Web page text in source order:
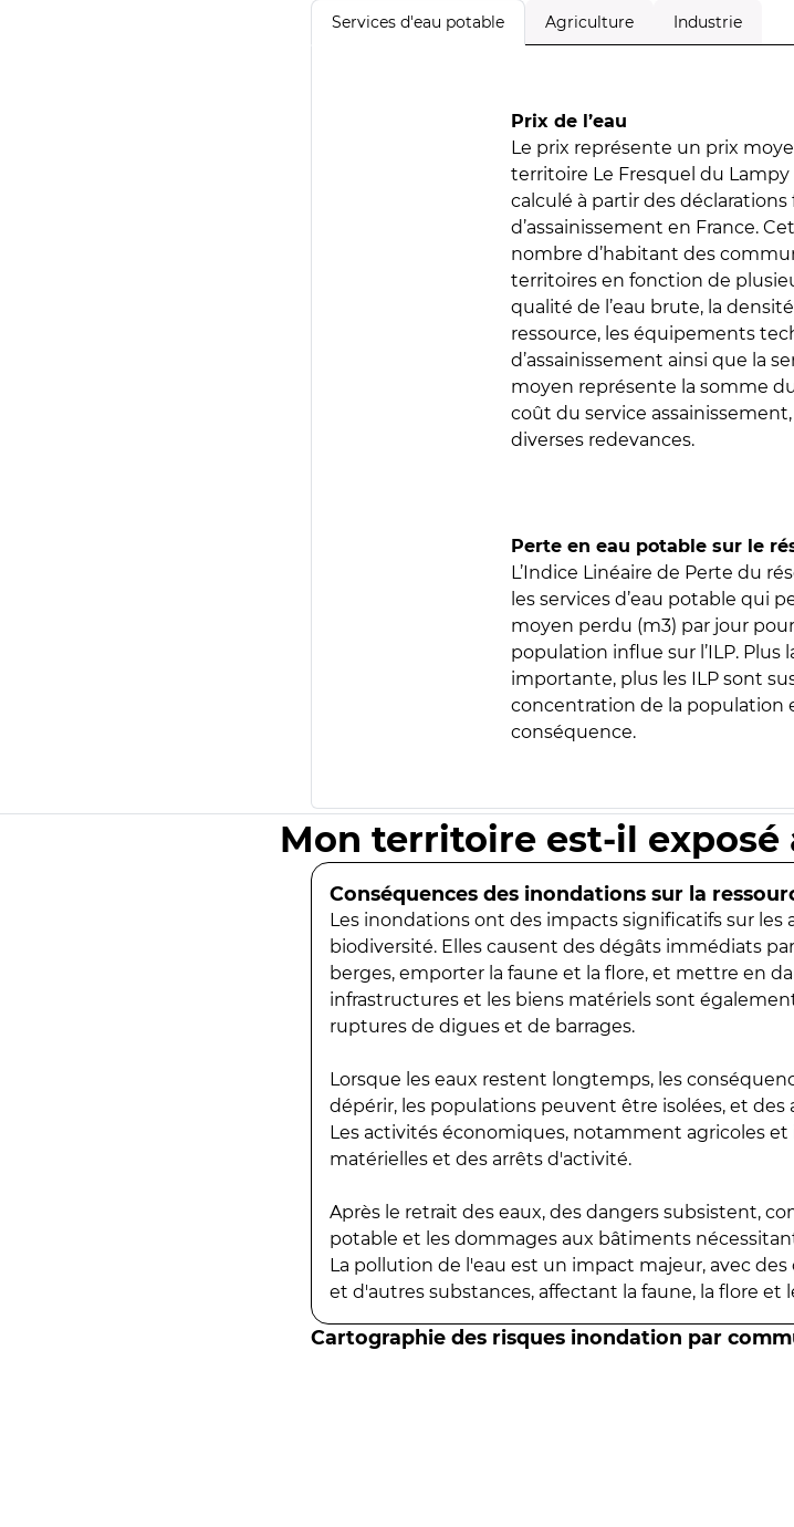
Services d'eau potable Agriculture Industrie
Prix de l’eau
Le prix représente un prix
territoire Le Fresquel du
calculé à partir des déclarations
d’assainissement en France.
nombre d’habitant des
territoires en fonction de
qualité de l’eau brute, la
ressource, les équipements
d’assainissement ainsi que la
moyen représente la somme
coût du service
diverses redevances.
Perte en eau potable sur le
L’Indice Linéaire de Perte du
les services d’eau potable qui
moyen perdu (m3) par jour
population influe sur l’ILP.
importante, plus les ILP sont
concentration de la population
conséquence.
Mon territoire est-il
Conséquences des inondations sur la
Les inondations ont des impacts significatifs sur
biodiversité. Elles causent des dégâts immédiats
berges, emporter la faune et la flore, et mettre en
infrastructures et les biens matériels sont
ruptures de digues et de barrages.
Lorsque les eaux restent longtemps, les
dépérir, les populations peuvent être isolées, et
Les activités économiques, notamment agricoles
matérielles et des arrêts d'activité.
Après le retrait des eaux, des dangers subsistent,
potable et les dommages aux bâtiments
La pollution de l'eau est un impact majeur, avec
et d'autres substances, affectant la faune, la flore et
Cartographie des risques inondation par